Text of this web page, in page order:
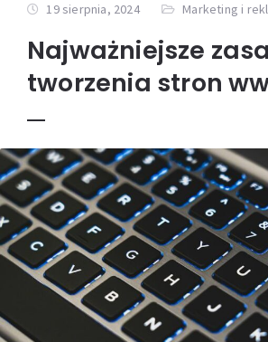
19 sierpnia, 2024 Marketing i
Najważniejsze
tworzenia stron